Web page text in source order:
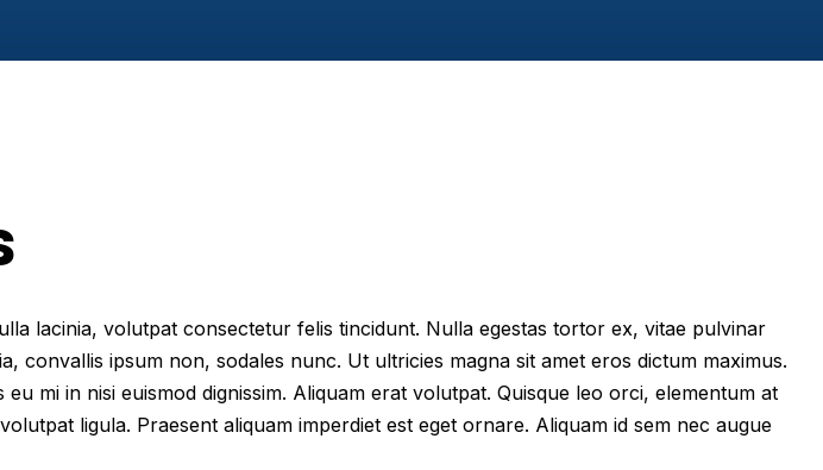
lacinia, volutpat consectetur felis tincidunt. Nulla egestas tortor ex, vitae pulvinar
convallis ipsum non, sodales nunc. Ut ultricies magna sit amet eros dictum maximus.
mi in nisi euismod dignissim. Aliquam erat volutpat. Quisque leo orci, elementum at
ligula. Praesent aliquam imperdiet est eget ornare. Aliquam id sem nec augue